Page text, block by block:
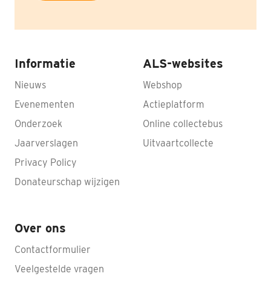
Informatie
Nieuws
Evenementen
Onderzoek
Jaarverslagen
Privacy Policy
Donateurschap wijzigen
ALS-websites
Webshop
Actieplatform
Online collectebus
Uitvaartcollecte
Over ons
Contactformulier
Veelgestelde vragen